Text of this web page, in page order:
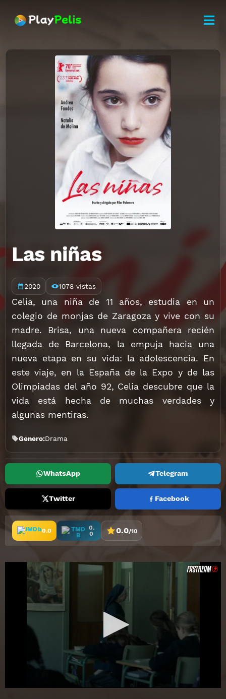
Las niñas
2020 1078 vistas
Celia, una niña de 11 años, estudia en un
colegio de monjas de Zaragoza y vive con su
madre. Brisa, una nueva compañera recién
llegada de Barcelona, la empuja hacia una
nueva etapa en su vida: la adolescencia. En
este viaje, en la España de la Expo y de las
Olimpiadas del año 92, Celia descubre que la
vida está hecha de muchas verdades y
algunas mentiras.
Genero:Drama
WhatsApp Telegram
Twitter Facebook
0.0
0.
0
0.0/10